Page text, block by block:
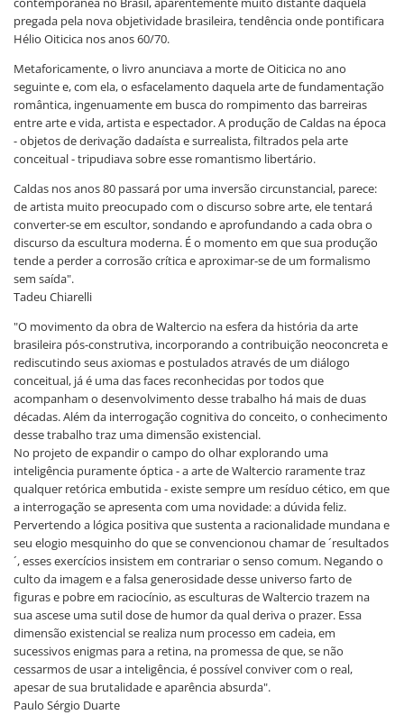
pregada pela nova objetividade brasileira, tendência onde pontificara
Hélio Oiticica nos anos 60/70.
Metaforicamente, o livro anunciava a morte de Oiticica no ano
seguinte e, com ela, o esfacelamento daquela arte de fundamentação
romântica, ingenuamente em busca do rompimento das barreiras
entre arte e vida, artista e espectador. A produção de Caldas na época
- objetos de derivação dadaísta e surrealista, filtrados pela arte
conceitual - tripudiava sobre esse romantismo libertário.
Caldas nos anos 80 passará por uma inversão circunstancial, parece:
de artista muito preocupado com o discurso sobre arte, ele tentará
converter-se em escultor, sondando e aprofundando a cada obra o
discurso da escultura moderna. É o momento em que sua produção
tende a perder a corrosão crítica e aproximar-se de um formalismo
sem saída".
Tadeu Chiarelli
"O movimento da obra de Waltercio na esfera da história da arte
brasileira pós-construtiva, incorporando a contribuição neoconcreta e
rediscutindo seus axiomas e postulados através de um diálogo
conceitual, já é uma das faces reconhecidas por todos que
acompanham o desenvolvimento desse trabalho há mais de duas
décadas. Além da interrogação cognitiva do conceito, o conhecimento
desse trabalho traz uma dimensão existencial.
No projeto de expandir o campo do olhar explorando uma
inteligência puramente óptica - a arte de Waltercio raramente traz
qualquer retórica embutida - existe sempre um resíduo cético, em que
a interrogação se apresenta com uma novidade: a dúvida feliz.
Pervertendo a lógica positiva que sustenta a racionalidade mundana e
seu elogio mesquinho do que se convencionou chamar de ´resultados
´, esses exercícios insistem em contrariar o senso comum. Negando o
culto da imagem e a falsa generosidade desse universo farto de
figuras e pobre em raciocínio, as esculturas de Waltercio trazem na
sua ascese uma sutil dose de humor da qual deriva o prazer. Essa
dimensão existencial se realiza num processo em cadeia, em
sucessivos enigmas para a retina, na promessa de que, se não
cessarmos de usar a inteligência, é possível conviver com o real,
apesar de sua brutalidade e aparência absurda".
Paulo Sérgio Duarte